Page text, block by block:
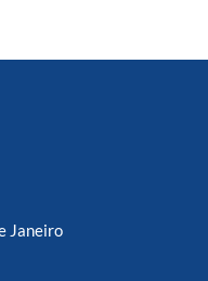
Janeiro